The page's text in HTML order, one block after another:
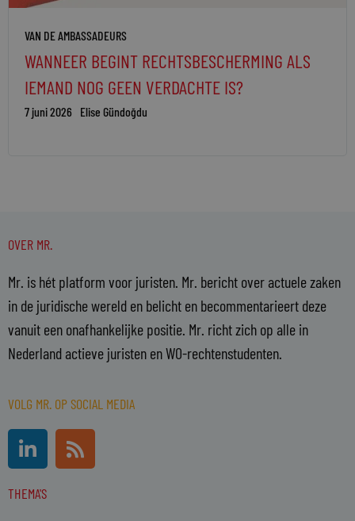
VAN DE AMBASSADEURS
WANNEER BEGINT RECHTSBESCHERMING ALS
IEMAND NOG GEEN VERDACHTE IS?
7 juni 2026 Elise Gündoğdu
OVER MR.
Mr. is hét platform voor juristen. Mr. bericht over actuele zaken
in de juridische wereld en belicht en becommentarieert deze
vanuit een onafhankelijke positie. Mr. richt zich op alle in
Nederland actieve juristen en WO-rechtenstudenten.
VOLG MR. OP SOCIAL MEDIA
L
i
n
k
R
s
s
THEMA'S